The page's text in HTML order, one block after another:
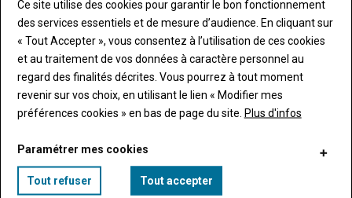
07 août 2026
L'égalité en milieu rural
06 août 2026
Ce site utilise des cookies pour garantir le bon fonctionnement
des services essentiels et de mesure d’audience. En cliquant sur
« Tout Accepter », vous consentez à l’utilisation de ces cookies
et au traitement de vos données à caractère personnel au
regard des finalités décrites. Vous pourrez à tout moment
revenir sur vos choix, en utilisant le lien « Modifier mes
préférences cookies » en bas de page du site. Plus d'infos
Paramétrer mes cookies
Tout refuser Tout accepter